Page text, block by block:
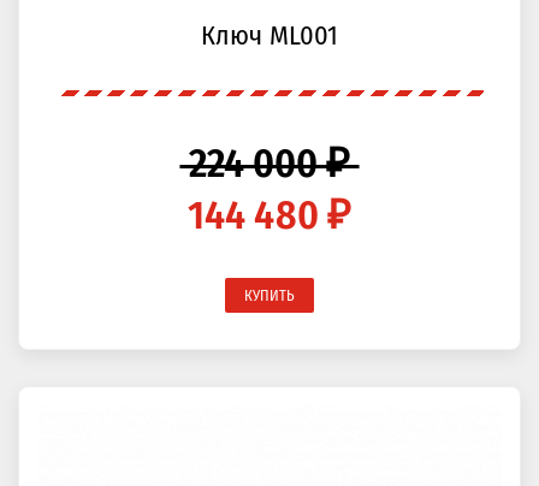
Ключ ML001
224 000 ₽
144 480 ₽
КУПИТЬ